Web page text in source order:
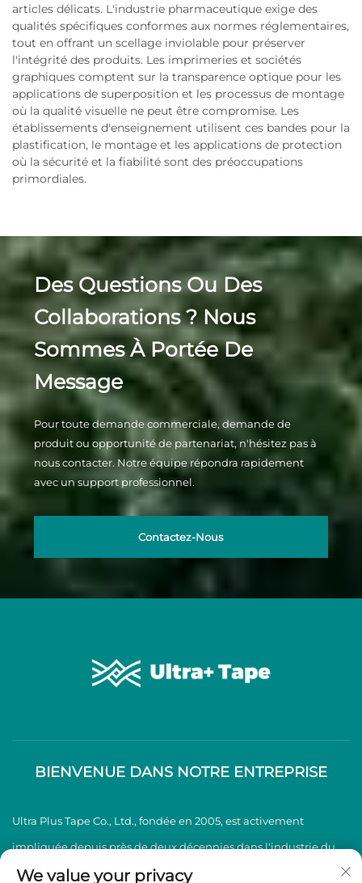
articles délicats. L'industrie pharmaceutique exige des
qualités spécifiques conformes aux normes réglementaires,
tout en offrant un scellage inviolable pour préserver
l'intégrité des produits. Les imprimeries et sociétés
graphiques comptent sur la transparence optique pour les
applications de superposition et les processus de montage
où la qualité visuelle ne peut être compromise. Les
établissements d'enseignement utilisent ces bandes pour la
plastification, le montage et les applications de protection
où la sécurité et la fiabilité sont des préoccupations
primordiales.
Des Questions Ou Des
Collaborations ? Nous
Sommes À Portée De
Message
Pour toute demande commerciale, demande de
produit ou opportunité de partenariat, n'hésitez pas à
nous contacter. Notre équipe répondra rapidement
avec un support professionnel.
Contactez-Nous
BIENVENUE DANS NOTRE ENTREPRISE
Ultra Plus Tape Co., Ltd., fondée en 2005, est activement
impliquée depuis près de deux décennies dans l'industrie du
ruban adhésif BOPP, spécialisée dans la production et la vente
We value your privacy